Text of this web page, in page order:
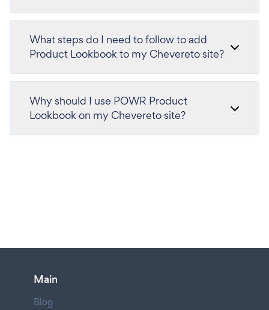
What steps do I need to follow to add
Product Lookbook to my Chevereto site?
Why should I use POWR Product
Lookbook on my Chevereto site?
Main
Blog